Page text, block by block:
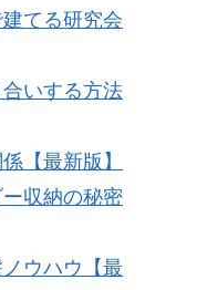
てる研究会
いする方法
【最新版】
収納の秘密
ウハウ【最